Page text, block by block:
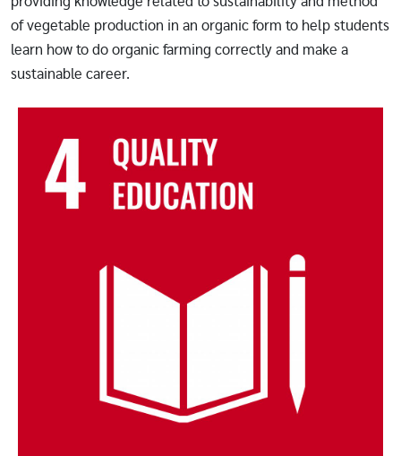
of vegetable production in an organic form to help students
learn how to do organic farming correctly and make a
sustainable career.